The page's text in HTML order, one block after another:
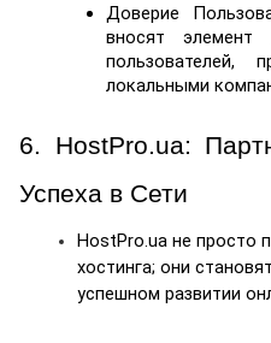
Доверие
вносят элемент
пользователей,
локальными
6. HostPro.ua:
Успеха в Сети
HostPro.ua не просто
хостинга; они
успешном развитии